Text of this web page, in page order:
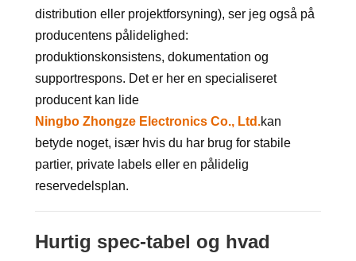
distribution eller projektforsyning), ser jeg også på
producentens pålidelighed:
produktionskonsistens, dokumentation og
supportrespons. Det er her en specialiseret
producent kan lide
Ningbo Zhongze Electronics Co., Ltd.kan
betyde noget, især hvis du har brug for stabile
partier, private labels eller en pålidelig
reservedelsplan.
Hurtig spec-tabel og hvad